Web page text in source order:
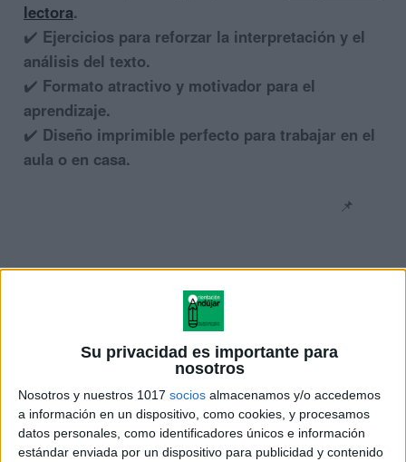
Su privacidad es importante para
nosotros
Nosotros y nuestros 1017 socios almacenamos y/o accedemos
a información en un dispositivo, como cookies, y procesamos
datos personales, como identificadores únicos e información
estándar enviada por un dispositivo para publicidad y contenido
lectora.
✔️ Ejercicios para reforzar la interpretación y el
análisis del texto.
✔️ Formato atractivo y motivador para el
aprendizaje.
✔️ Diseño imprimible perfecto para trabajar en el
aula o en casa.
📌